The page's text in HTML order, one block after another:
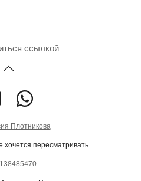
ссылкой
Плотникова
пересматривать.